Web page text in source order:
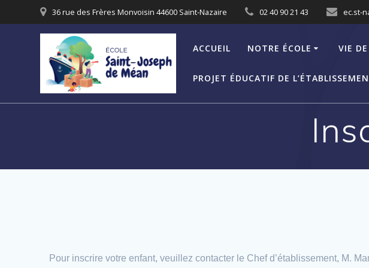
to
36 rue des Frères Monvoisin 44600 Saint-Nazaire 02 40 90 21 43 ec.st-
ACCUEIL NOTRE ÉCOLE VIE DE
PROJET ÉDUCATIF DE
Pour inscrire votre enfant, veuillez contacter le Chef d’établissement, M.